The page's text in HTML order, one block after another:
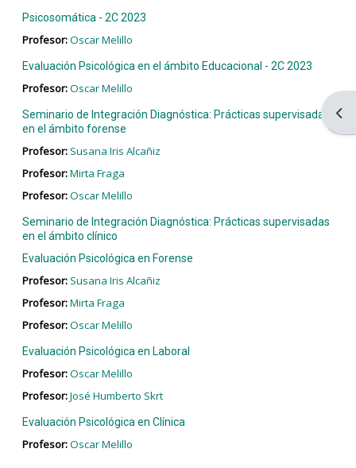
Psicosomática - 2C 2023
Profesor:Oscar Melillo
Evaluación Psicológica en el ámbito Educacional - 2C 2023
Profesor:Oscar Melillo
Seminario de Integración Diagnóstica: Prácticas supervisadas
en el ámbito forense
Profesor: Susana Iris Alcañiz
Profesor:Mirta Fraga
Profesor:Oscar Melillo
Seminario de Integración Diagnóstica: Prácticas supervisadas
en el ámbito clínico
Evaluación Psicológica en Forense
Profesor: Susana Iris Alcañiz
Profesor:Mirta Fraga
Profesor:Oscar Melillo
Evaluación Psicológica en Laboral
Profesor:Oscar Melillo
Profesor:José Humberto Skrt
Evaluación Psicológica en Clínica
Profesor:Oscar Melillo